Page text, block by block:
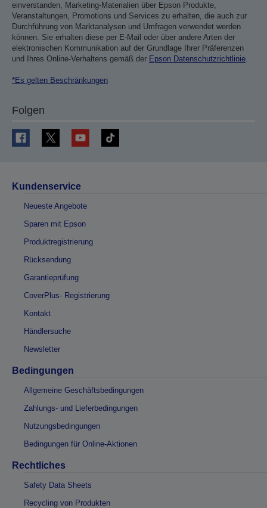
einverstanden, Marketing-Materialien über Epson Produkte,
Veranstaltungen, Promotions und Services zu erhalten, die auch zur
Durchführung von Marktanalysen und Umfragen verwendet werden
können. Sie erhalten diese per E-Mail oder über andere Arten der
elektronischen Kommunikation auf der Grundlage Ihrer Präferenzen
und Ihres Online-Verhaltens gemäß der Epson Datenschutzrichtlinie.
*Es gelten Beschränkungen
Folgen
Kundenservice
Neueste Angebote
Sparen mit Epson
Produktregistrierung
Rücksendung
Garantieprüfung
CoverPlus- Registrierung
Kontakt
Händlersuche
Newsletter
Bedingungen
Allgemeine Geschäftsbedingungen
Zahlungs- und Lieferbedingungen
Nutzungsbedingungen
Bedingungen für Online-Aktionen
Rechtliches
Safety Data Sheets
Recycling von Produkten